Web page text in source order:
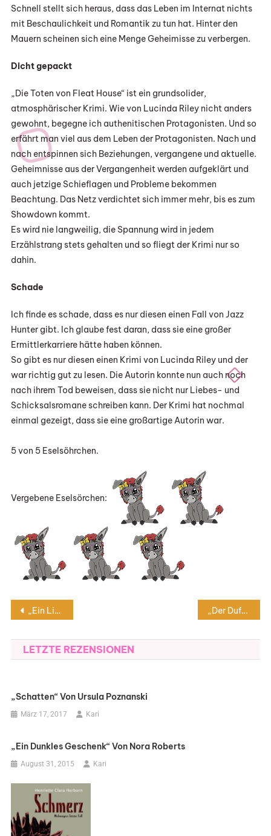
Schnell stellt sich heraus, dass das Leben im Internat nichts
mit Beschaulichkeit und Romantik zu tun hat. Hinter den
Mauern scheinen sich eine Menge Geheimisse zu verbergen.
Dicht gepackt
„Die Toten von Fleat House“ ist ein grundsolider,
atmosphärischer Krimi. Wie von Lucinda Riley nicht anders
gewohnt, begegne ich authenitischen Protagonisten. Und so
erfährt man viel aus dem Leben der Protagonisten. Nach und
nach entspinnen sich Beziehungen, vergangene und aktuelle.
Geheimnisse aus der Vergangenheit werden aufgeklärt und
auch jetzige Schieflagen und Probleme bekommen
Beachtung. Das Netz verdichtet sich immer mehr, bis es zum
Showdown kommt.
Es wird nie langweilig, die Spannung wird in jedem
Erzählstrang stets gehalten und so fliegt der Krimi nur so
dahin.
Schade
Ich finde es schade, dass es nur diesen einen Fall von Jazz
Hunter gibt. Ich glaube fest daran, dass sie eine großer
Ermittlerkarriere hätte haben können.
So gibt es nur diesen einen Krimi von Lucinda Riley und der
war richtig gut zu lesen. Die Autorin konnte nun auch noch
nach ihrem Tod beweisen, dass sie nicht nur Liebes- und
Schicksalsromane schreiben kann. Der Krimi hat nochmal
einmal gezeigt, dass sie eine großartige Autorin war.
5 von 5 Eselsöhrchen.
Vergebene Eselsörchen:
Beitragsnavigation
„Ein Lied für Molly“ von Claudia Winter „Der Duft der Kirschblüten“ von Rosalie Schmidt
LETZTE REZENSIONEN
„Schatten“ Von Ursula Poznanski
März 17, 2017 Kari
„Ein Dunkles Geschenk“ Von Nora Roberts
August 31, 2015 Kari